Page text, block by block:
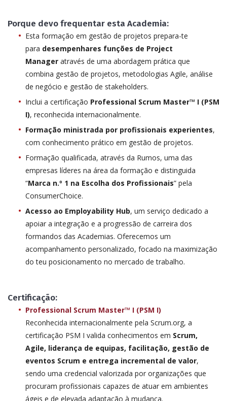
Porque devo frequentar esta Academia:
Esta formação em gestão de projetos prepara-te
para desempenhares funções de Project
Manager através de uma abordagem prática que
combina gestão de projetos, metodologias Agile, análise
de negócio e gestão de stakeholders.
Inclui a certificação Professional Scrum Master™ I (PSM
I), reconhecida internacionalmente.
Formação ministrada por profissionais experientes,
com conhecimento prático em gestão de projetos.
Formação qualificada, através da Rumos, uma das
empresas líderes na área da formação e distinguida
“Marca n.º 1 na Escolha dos Profissionais” pela
ConsumerChoice.
Acesso ao Employability Hub, um serviço dedicado a
apoiar a integração e a progressão de carreira dos
formandos das Academias. Oferecemos um
acompanhamento personalizado, focado na maximização
do teu posicionamento no mercado de trabalho.
Certificação:
Professional Scrum Master™ I (PSM I)
Reconhecida internacionalmente pela Scrum.org, a
certificação PSM I valida conhecimentos em Scrum,
Agile, liderança de equipas, facilitação, gestão de
eventos Scrum e entrega incremental de valor,
sendo uma credencial valorizada por organizações que
procuram profissionais capazes de atuar em ambientes
ágeis e de elevada adaptação à mudança.